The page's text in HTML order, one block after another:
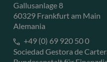
Gallusanlage 8
60329 Frankfurt am Main
Alemania
+49 (0) 69 920 50 0
Sociedad Gestora de